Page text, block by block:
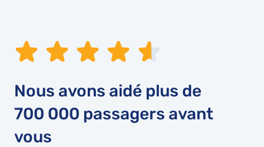
Nous avons aidé plus de
700 000 passagers avant
vous